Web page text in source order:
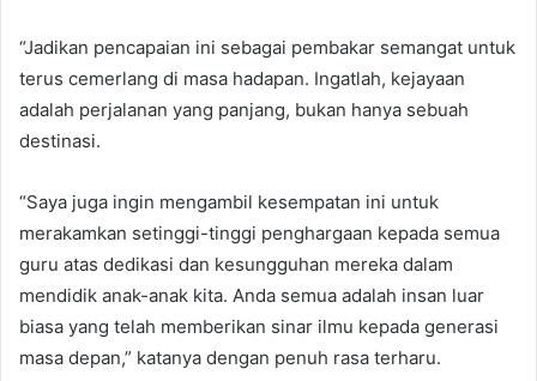
“Jadikan pencapaian ini sebagai pembakar semangat untuk
terus cemerlang di masa hadapan. Ingatlah, kejayaan
adalah perjalanan yang panjang, bukan hanya sebuah
destinasi.
“Saya juga ingin mengambil kesempatan ini untuk
merakamkan setinggi-tinggi penghargaan kepada semua
guru atas dedikasi dan kesungguhan mereka dalam
mendidik anak-anak kita. Anda semua adalah insan luar
biasa yang telah memberikan sinar ilmu kepada generasi
masa depan,” katanya dengan penuh rasa terharu.